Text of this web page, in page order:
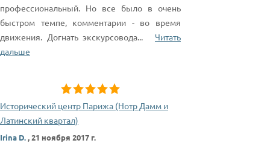
профессиональный. Но все было в очень
быстром темпе, комментарии - во время
движения. Догнать экскурсовода...
Читать
дальше
Исторический центр Парижа (Нотр Дамм и
Латинский квартал)
Irina D.,21 ноября 2017 г.